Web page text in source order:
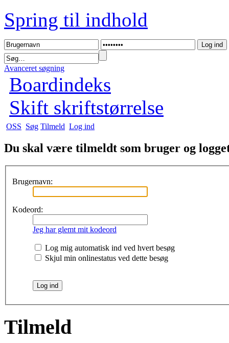
Spring til indhold
Avanceret søgning
Boardindeks
Skift skriftstørrelse
OSS Søg Tilmeld Log ind
Du skal være tilmeldt som bruger og
Brugernavn:
Kodeord:
Jeg har glemt mit kodeord
Log mig automatisk ind ved hvert besøg
Skjul min onlinestatus ved dette besøg
Tilmeld